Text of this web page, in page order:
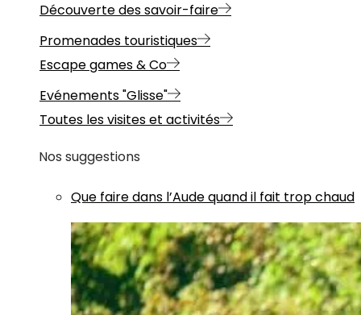
Découverte des savoir-faire
Promenades touristiques
Escape games & Co
Evénements "Glisse"
Toutes les visites et activités
Nos suggestions
Que faire dans l’Aude quand il fait trop chaud